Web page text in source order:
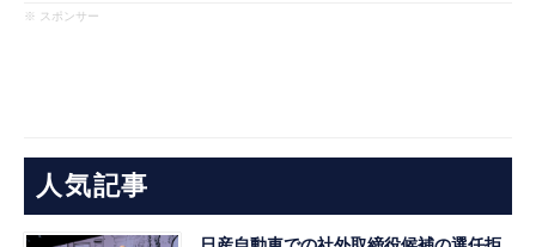
※ スポンサー
人気記事